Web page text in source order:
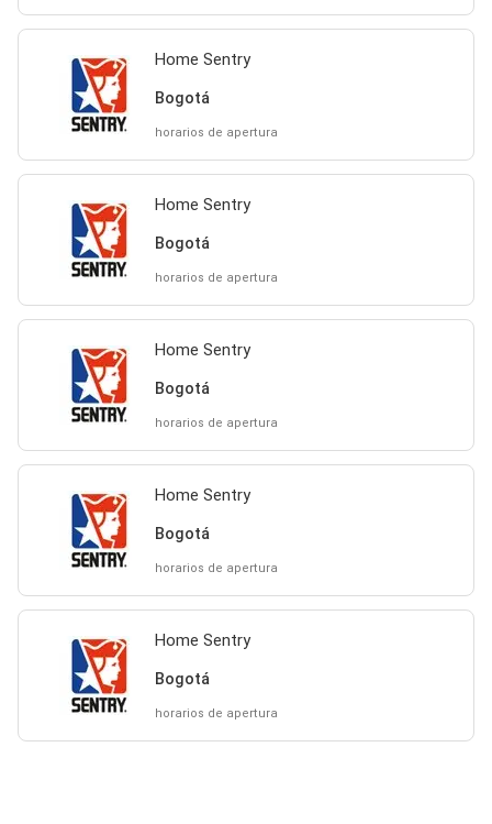
Home Sentry
Bogotá
horarios de apertura
Home Sentry
Bogotá
horarios de apertura
Home Sentry
Bogotá
horarios de apertura
Home Sentry
Bogotá
horarios de apertura
Home Sentry
Bogotá
horarios de apertura